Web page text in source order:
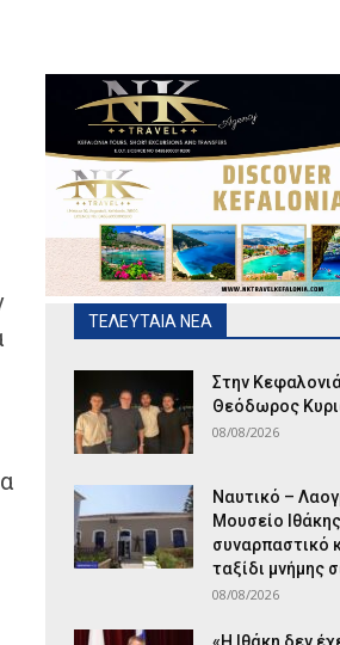
ΤΕΛΕΥΤΑΙΑ ΝΕΑ
Στην
Θεόδωρος
08/08/2026
Ναυτικό –
Μουσείο
συναρπαστικό
ταξίδι μνήμης
08/08/2026